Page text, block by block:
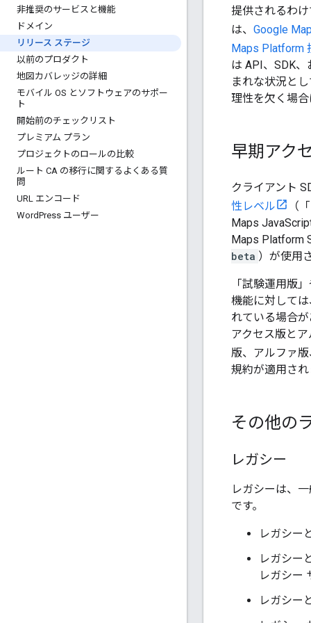
非推奨のサービスと機能
ドメイン
リリース ステージ
以前のプロダクト
地図カバレッジの詳細
モバイル OS とソフトウェアのサポー
ト
開始前のチェックリスト
プレミアム プラン
プロジェクトのロールの比較
ルート CA の移行に関するよくある質
問
URL エンコード
WordPress ユーザー
提供されるわ
は、 Google
Maps Platform
は API、SDK
まれな状況と
理性を欠く場
早期アク
クライアント
性レベル
（
Maps
Maps Platform
beta ）が使用
「試験運用版
機能に対して
れている場合
アクセス版と
版、アルファ
規約が適用され
その他の
レガシー
レガシーは、
です。
レガシー
レガシー
レガシー
レガシー